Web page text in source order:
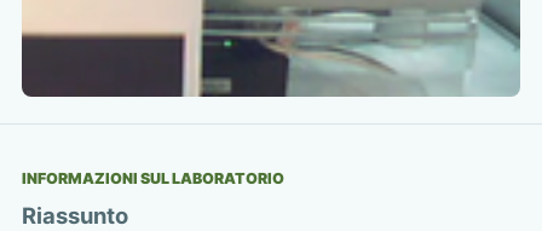
INFORMAZIONI SUL LABORATORIO
Riassunto